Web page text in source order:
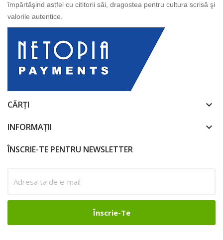
împărtăşind astfel cu cititorii săi, dragostea pentru cultura scrisă şi
valorile autentice.
CĂRȚI keyboard_arrow_down
INFORMAȚII keyboard_arrow_down
ÎNSCRIE-TE PENTRU NEWSLETTER